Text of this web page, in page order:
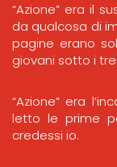
“Azione” era il
da qualcosa di
pagine erano
giovani sotto i
“Azione” era
letto le prime
credessi io.